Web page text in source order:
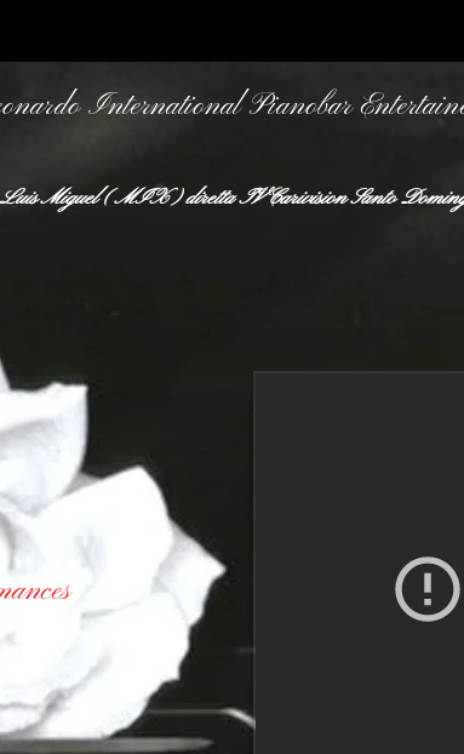
Luis Miguel ( MIX ) diretta TV Carivision Santo
International Pianobar